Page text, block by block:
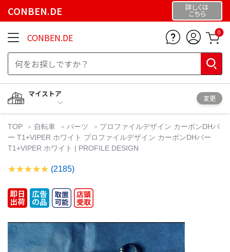
CONBEN.DE 詳しくは
こちら
CONBEN.DE 0
マイストア
変更
TOP 自転車 パーツ
プロファイルデザイン カーボンDHバ
ー T1+VIPER ホワイト プロファイルデザイン カーボンDHバー
T1+VIPER ホワイト | PROFILE DESIGN
(2185)